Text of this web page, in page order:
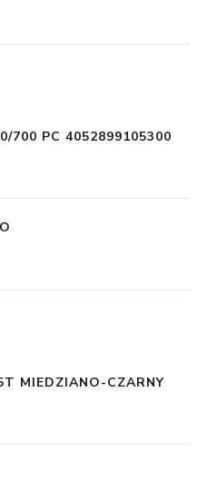
700 PC 4052899105300
MIEDZIANO-CZARNY